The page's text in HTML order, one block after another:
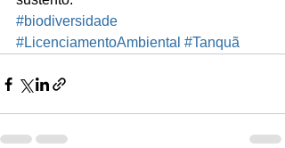
#biodiversidade
#LicenciamentoAmbiental #Tanquã